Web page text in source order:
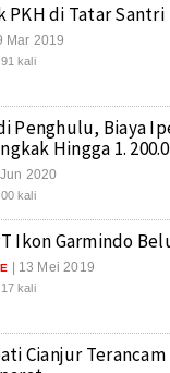
PKH di Tatar Santri
Mar 2019
kali
Penghulu, Biaya
Hingga 1.
2020
kali
Ikon Garmindo
| 13 Mei 2019
kali
Cianjur